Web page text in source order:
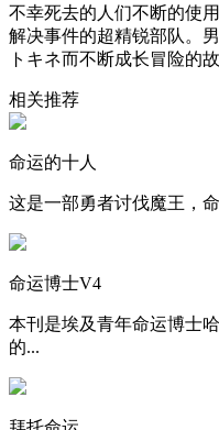
不幸死去的人们不断的使
解决事件的超精锐部队。
トキネ而不断成长冒险
相关推荐
命运的十人
这是一部勇者讨伐魔王，
命运博士V4
本刊是埃及青年命运博士
的...